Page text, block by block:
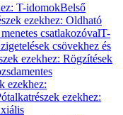
T-idomokBelső
ezekhez: Oldható
csatlakozóvalT-
csövekhez és
ezekhez: Rögzítések
ezekhez:
ezekhez: